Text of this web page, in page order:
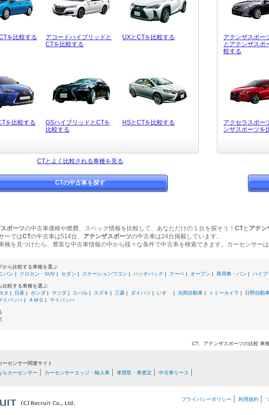
を比較する
アコードハイブリッドと
CTを比較する
UXとCTを比較する
を比較する
GSハイブリッドとCTを
比較する
HSとCTを比較する
アテンザスポー
とアテンザスポ
較する
アクセラスポー
ンザスポーツを
CTとよく比較される車種を見る
CTの中古車を探す
ポーツの中古車価格や燃費、スペック情報を比較して、あなただけの１台を探そう！ CTと アテン
ーではCTの中古車は514台、 アテンザスポーツの中古車は24台掲載しています。
種を見つけたら、豊富な中古車情報の中から様々な条件で中古車を検索できます。カーセンサー
ら比較する車種を選ぶ
バン | クロカン・SUV | セダン | ステーションワゴン | ハッチバック | クーペ | オープン | 商用車・バン | ハイブ
較する車種を選ぶ
タ | 日産 | ホンダ | マツダ | スバル | スズキ | 三菱 | ダイハツ | いすゞ | 光岡自動車 | トミーカイラ | 日野自動
イバッハ | ＡＭＧ | マイバッハ
CT、アテンザスポーツの比較 車
ーセンサー関連サイト
らカーセンサー
カーセンサーエッジ・輸入車 車買取・車査定 中古車リース
プライバシーポリシー 利用規約 “